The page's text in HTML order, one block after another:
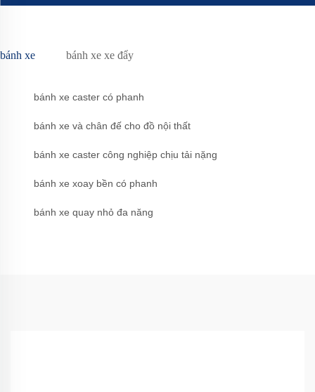
bánh xe bánh xe xe đẩy
bánh xe caster có phanh
bánh xe và chân đế cho đồ nội thất
bánh xe caster công nghiệp chịu tải nặng
bánh xe xoay bền có phanh
bánh xe quay nhỏ đa năng